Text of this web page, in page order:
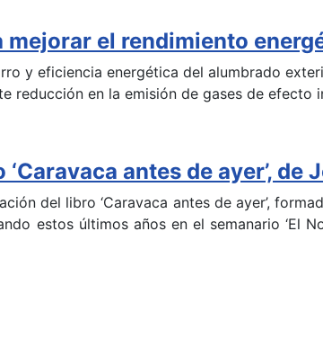
el rendimiento
y eficiencia energética del alumbrado
en la emisión de gases de efecto
antes de ayer’, de
del libro ‘Caravaca antes de ayer’,
estos últimos años en el semanario ‘El